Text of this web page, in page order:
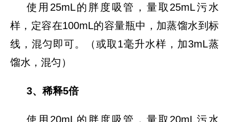
使用25mL的胖度吸管，量取25mL污水
样，定容在100mL的容量瓶中，加蒸馏水到标
线，混匀即可。（或取1毫升水样，加3mL蒸
馏水，混匀）
3、稀释5倍
使用20mL的胖度吸管，量取20mL污水